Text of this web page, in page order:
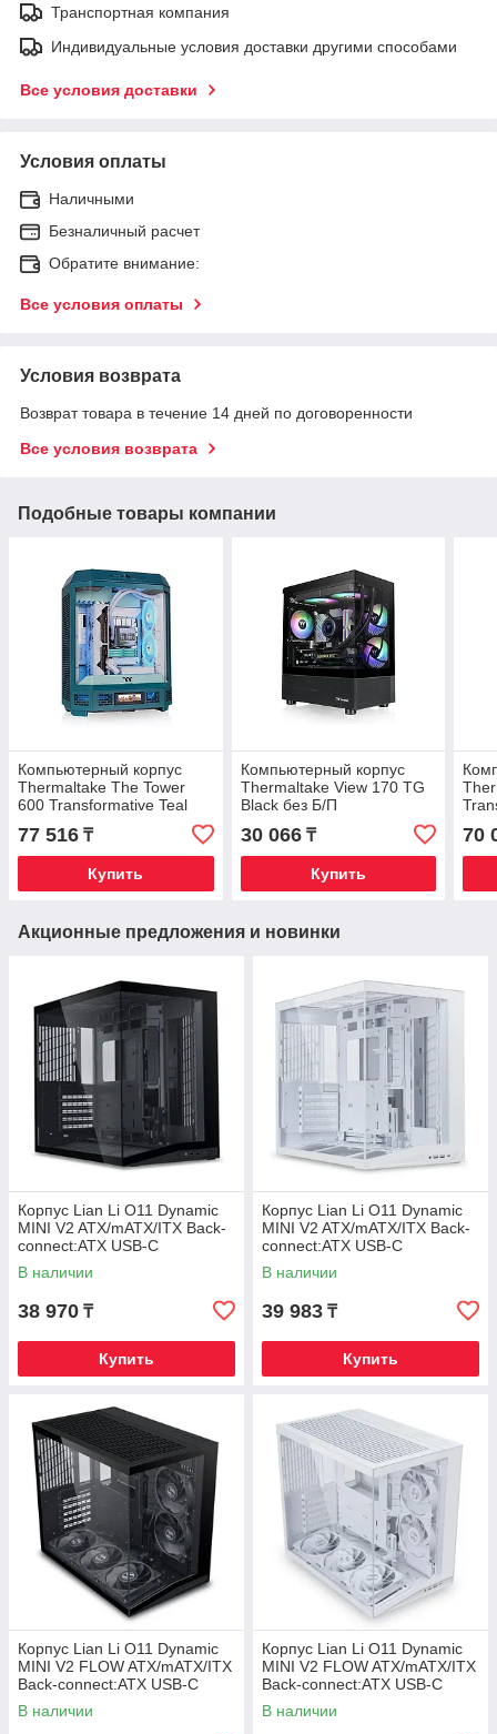
Транспортная компания
Индивидуальные условия доставки другими способами
Все условия доставки
Условия оплаты
Наличными
Безналичный расчет
Обратите внимание:
Все условия оплаты
Условия возврата
Возврат товара в течение 14 дней по договоренности
Все условия возврата
Подобные товары компании
Компьютерный корпус
Thermaltake The Tower
600 Transformative Teal
77 516 ₸
Купить
Компьютерный корпус
Thermaltake View 170 TG
Black без Б/П
30 066₸
Купить
70
Акционные предложения и новинки
Корпус Lian Li O11 Dynamic
MINI V2 ATX/mATX/ITX Back-
connect:ATX USB-C
G99.O11DMIV2X.00 Черный
В наличии
38 970 ₸
Купить
Корпус Lian Li O11 Dynamic
MINI V2 ATX/mATX/ITX Back-
connect:ATX USB-C
G99.O11DMIV2W.00 Белый
В наличии
39 983 ₸
Купить
Корпус Lian Li O11 Dynamic
MINI V2 FLOW ATX/mATX/ITX
Back-connect:ATX USB-C
G99.O11DMIV2FX.00 Черный
В наличии
Корпус Lian Li O11 Dynamic
MINI V2 FLOW ATX/mATX/ITX
Back-connect:ATX USB-C
G99.O11DMIV2FW.00 Белый
В наличии